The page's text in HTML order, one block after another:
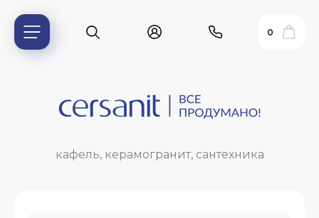
0
кафель, керамогранит, сантехника